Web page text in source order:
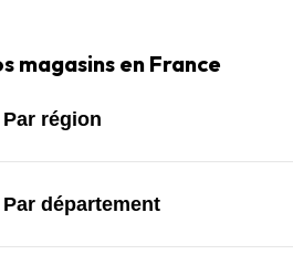
magasins en France
Par région
Par département